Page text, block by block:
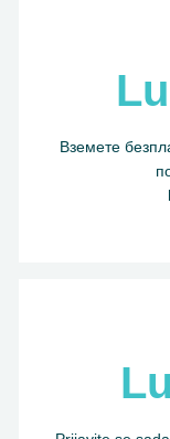
Вземете